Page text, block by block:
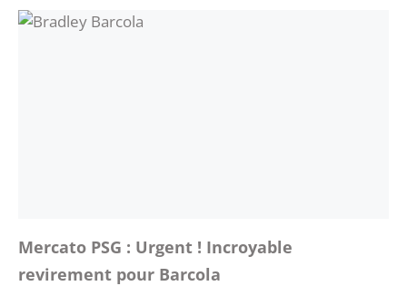
Mercato PSG : Urgent ! Incroyable
revirement pour Barcola